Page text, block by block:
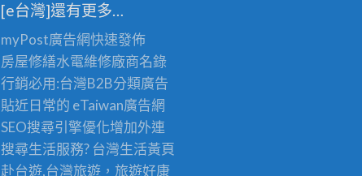
[e台灣]還有更多…
myPost廣告網快速發佈
房屋修繕水電維修廠商名錄
行銷必用:台灣B2B分類廣告
貼近日常的 eTaiwan廣告網
SEO搜尋引擎優化增加外連
搜尋生活服務? 台灣生活黃頁
赴台遊,台灣旅遊 ，旅遊好康